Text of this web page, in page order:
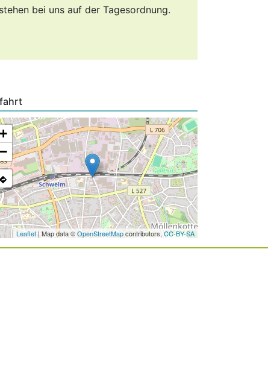
bei uns auf der Tagesordnung.
+
−
Leaflet | Map data ©OpenStreetMapcontributors, CC-BY-SA